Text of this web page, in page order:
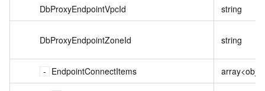
DbProxyEndpointVpcId string
DbProxyEndpointZoneId string
EndpointConnectItems